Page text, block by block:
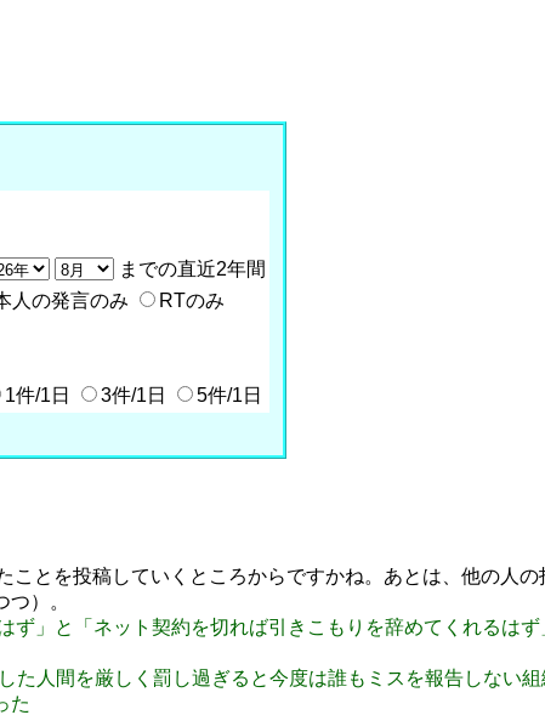
までの直近2年間
人の発言のみ
RTのみ
1件/1日 3件/1日 5件/1日
ことを投稿していくところからですかね。あとは、他の人
）。
ず」と「ネット契約を切れば引きこもりを辞めてくれるは
た人間を厳しく罰し過ぎると今度は誰もミスを報告しない
た